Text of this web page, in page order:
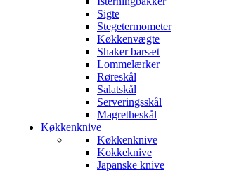
Sigte
Stegetermometer
Køkkenvægte
Shaker barsæt
Lommelærker
Røreskål
Salatskål
Serveringsskål
Magretheskål
Køkkenknive
Køkkenknive
Kokkeknive
Japanske knive